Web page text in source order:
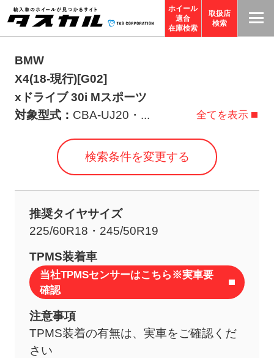
ホイール
適合
在庫検索
取扱店
検索
BMW
X4(18-現行)[G02]
xドライブ 30i Mスポーツ
対象型式： CBA-UJ20・ ... 全てを表示
検索条件を変更する
推奨タイヤサイズ
225/60R18・245/50R19
TPMS装着車
当社TPMSセンサーはこちら※実車要
確認
注意事項
TPMS装着の有無は、実車をご確認くだ
さい
T
R